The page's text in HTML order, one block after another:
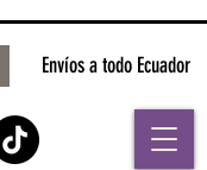
Envíos a todo Ecuador